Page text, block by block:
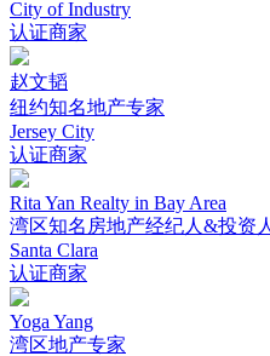
City of Industry
认证商家
赵文韬
纽约知名地产专家
Jersey City
认证商家
Rita Yan Realty in Bay Area
湾区知名房地产经纪人&投资人
Santa Clara
认证商家
Yoga Yang
湾区地产专家